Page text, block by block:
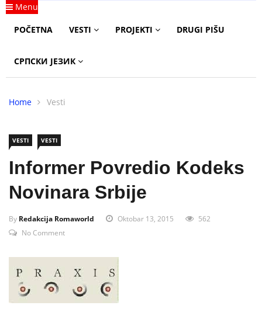
Menu
POČETNA VESTI PROJEKTI DRUGI PIŠU
СРПСКИ ЈЕЗИК
Home Vesti
VESTI VESTI
Informer Povredio Kodeks
Novinara Srbije
By Redakcija Romaworld Oktobar 13, 2015
562
No Comment